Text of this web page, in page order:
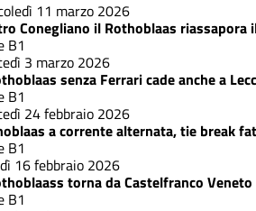
11 marzo 2026
Conegliano il Rothoblaas riassapora
B1
3 marzo 2026
senza Ferrari cade anche a
B1
24 febbraio 2026
a corrente alternata, tie break
B1
16 febbraio 2026
torna da Castelfranco
B1